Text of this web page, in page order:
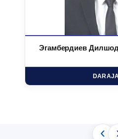
Эгамбердиев
‹